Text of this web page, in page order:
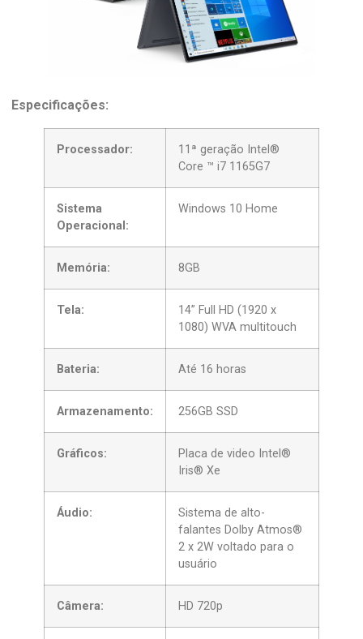
Especificações:
Processador:
11ª geração Intel®
Core ™ i7 1165G7
Sistema
Operacional:
Windows 10 Home
Memória: 8GB
Tela:
14” Full HD (1920 x
1080) WVA multitouch
Bateria: Até 16 horas
Armazenamento: 256GB SSD
Gráficos:
Placa de video Intel®
Iris® Xe
Áudio:
Sistema de alto-
falantes Dolby Atmos®
2 x 2W voltado para o
usuário
Câmera: HD 720p